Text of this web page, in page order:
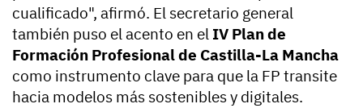
cualificado", afirmó. El secretario general
también puso el acento en el IV Plan de
Formación Profesional de Castilla-La Mancha
como instrumento clave para que la FP transite
hacia modelos más sostenibles y digitales.